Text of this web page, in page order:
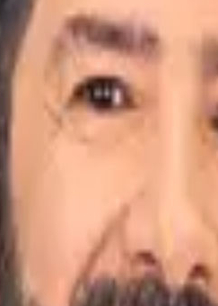
para quem busca se especializar